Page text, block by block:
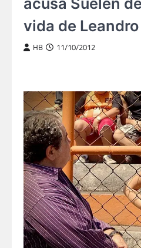
vida de Leandro
HB 11/10/2012